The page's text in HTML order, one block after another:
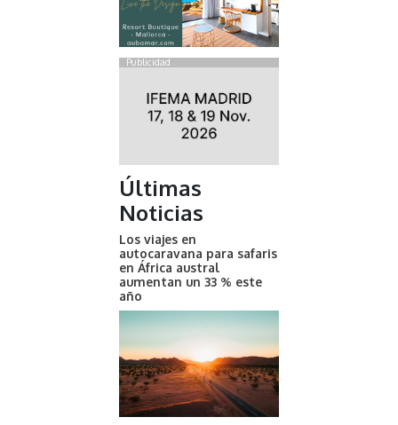
Publicidad
Últimas
Noticias
Los viajes en
autocaravana para safaris
en África austral
aumentan un 33 % este
año